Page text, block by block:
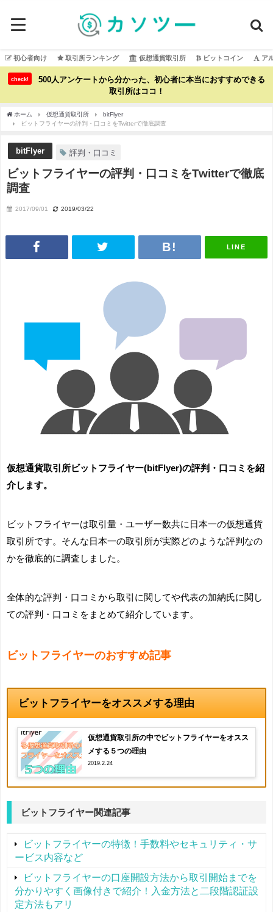
初心者向け 取引所ランキング 仮想通貨取引所 ビットコイン ア
check!
500人アンケートから分かった、初心者に本当におすすめできる
取引所はココ！
ホーム 仮想通貨取引所
bitFlyer
ビットフライヤーの評判・口コミをTwitterで徹底調査
bitFlyer 評判・口コミ
ビットフライヤーの評判・口コミをTwitterで徹底
調査
2017/09/01 2019/03/22
LINE
仮想通貨取引所ビットフライヤー(bitFlyer)の評判・口コミを紹
介します。
ビットフライヤーは取引量・ユーザー数共に日本一の仮想通貨
取引所です。そんな日本一の取引所が実際どのような評判なの
かを徹底的に調査しました。
全体的な評判・口コミから取引に関してや代表の加納氏に関し
ての評判・口コミをまとめて紹介しています。
ビットフライヤーのおすすめ記事
ビットフライヤーをオススメする理由
仮想通貨取引所の中でビットフライヤーをオスス
メする５つの理由
2019.2.24
ビットフライヤー関連記事
ビットフライヤーの特徴！手数料やセキュリティ・サ
ービス内容など
ビットフライヤーの口座開設方法から取引開始までを
分かりやすく画像付きで紹介！入金方法と二段階認証設
定方法もアリ